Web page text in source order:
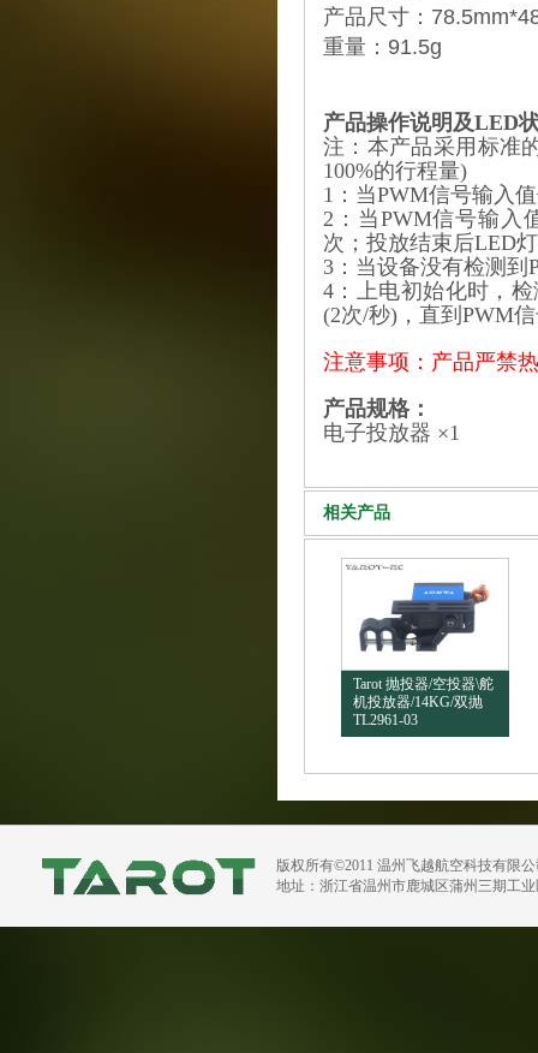
产品尺寸：
重量：91.5g
产品操作说明及LED
注：本产品采用标准
100%的行程量)
1：当PWM信号输入
2：当PWM信号输入
次；投放结束后LED
3：当设备没有检测到
4：上电初始化时，
(2次/秒)，直到PWM
注意事项：产品严禁
产品规格：
电子投放器 ×1
相关产品
Tarot 抛投器/空投器\舵
机投放器/14KG/双抛
TL2961-03
版权所有©2011 温州飞越航空科技有限
地址：浙江省温州市鹿城区蒲州三期工业